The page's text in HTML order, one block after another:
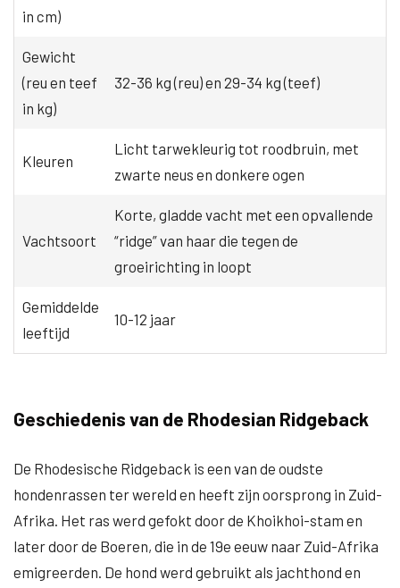
in cm)
Gewicht
(reu en teef
in kg)
32-36 kg (reu) en 29-34 kg (teef)
Kleuren
Licht tarwekleurig tot roodbruin, met
zwarte neus en donkere ogen
Vachtsoort
Korte, gladde vacht met een opvallende
“ridge” van haar die tegen de
groeirichting in loopt
Gemiddelde
leeftijd
10-12 jaar
Geschiedenis van de Rhodesian Ridgeback
De Rhodesische Ridgeback is een van de oudste
hondenrassen ter wereld en heeft zijn oorsprong in Zuid-
Afrika. Het ras werd gefokt door de Khoikhoi-stam en
later door de Boeren, die in de 19e eeuw naar Zuid-Afrika
emigreerden. De hond werd gebruikt als jachthond en